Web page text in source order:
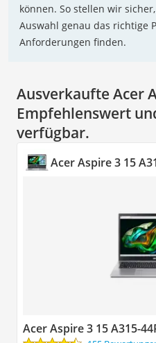
können. So stellen wir
Auswahl genau das richtige
Anforderungen finden.
Ausverkaufte Acer
Empfehlenswert
verfügbar.
Acer Aspire 3 15
Acer Aspire 3 15 A315-